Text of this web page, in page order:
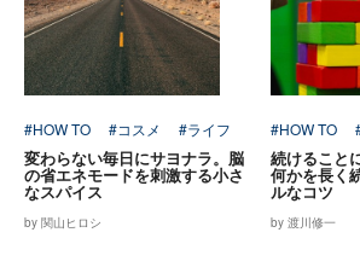
#HOW TO #コスメ #ライフ
変わらない毎日にサヨナラ。脳
の省エネモードを刺激する小さ
なスパイス
by 関山ヒロシ
#HOW TO
続けること
何かを長く
ルなコツ
by 渡川修一